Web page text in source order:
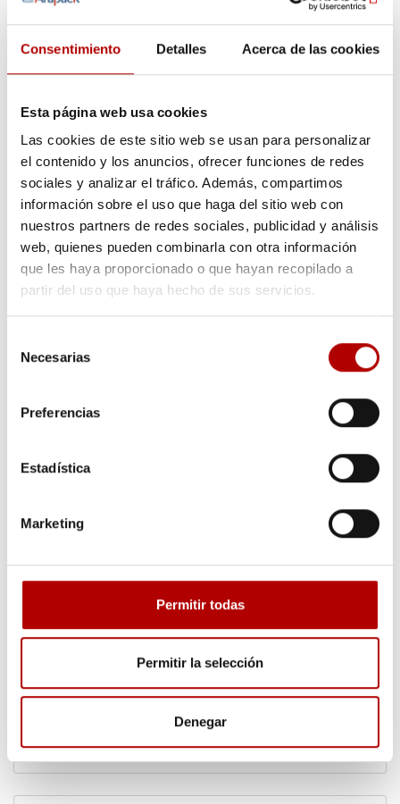
Consentimiento Detalles Acerca de las cookies
Esta página web usa cookies
Las cookies de este sitio web se usan para personalizar
el contenido y los anuncios, ofrecer funciones de redes
sociales y analizar el tráfico. Además, compartimos
información sobre el uso que haga del sitio web con
nuestros partners de redes sociales, publicidad y análisis
web, quienes pueden combinarla con otra información
que les haya proporcionado o que hayan recopilado a
partir del uso que haya hecho de sus servicios.
Necesarias
Preferencias
Estadística
Marketing
Permitir todas
Permitir la selección
Denegar
Alvéolos de plástico en hostelería y restauración 27
mayo, 2026
Ventajas de los blíster pastillas
8 mayo, 2026
Preguntas frecuentes
Como reciclar plástico
¿Qué es el PET?
¿Qué es el EVOH?
¿Qué es el envasado en atmósfera protectora?
envuelve al mundo del packaging con envases plásticos.
Solicita presupuesto o más
Te ofreceremos información sobre este asunto en concreto.